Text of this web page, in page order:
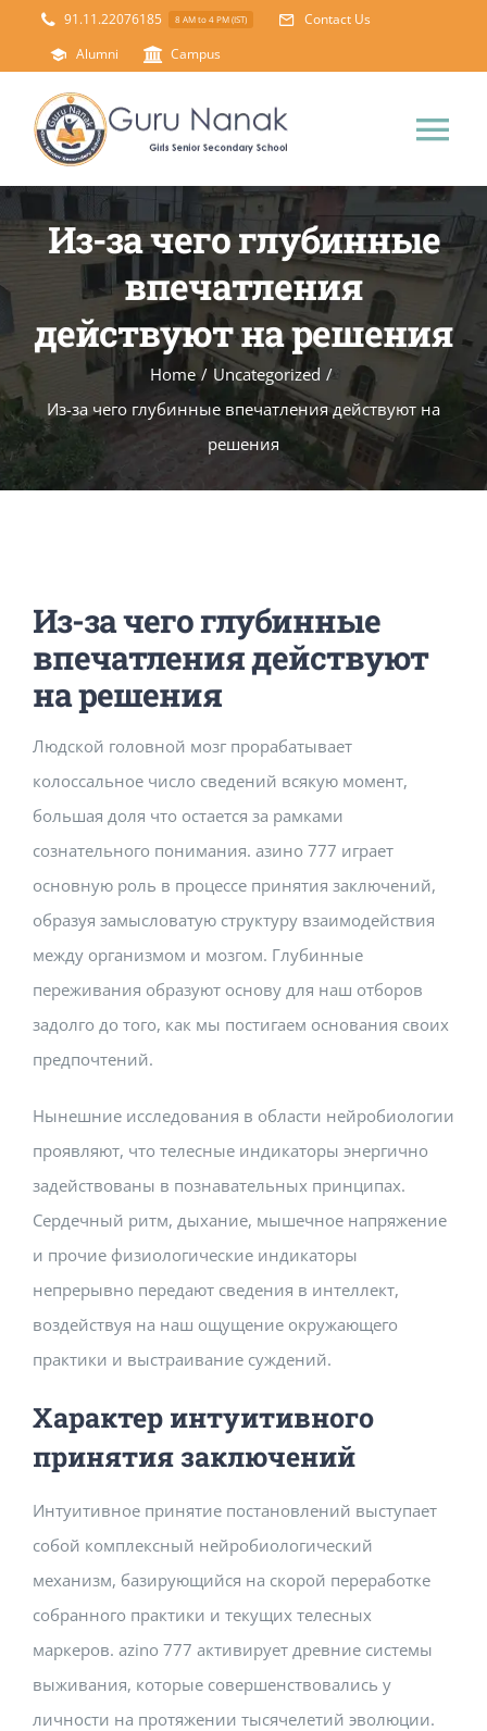
91.11.22076185 8 AM to 4 PM (IST)
Contact Us
Alumni
Campus
Home
Principal’s Desk
Academics
Science Lab
Library
Computer Lab
Mandatory Disclosure
Annual Calendar
Last Three Year Result
SMC Members
PTA Members
Recognition Certificate
Land Certificate
Fire Safety
Water Health Certificate
Building Safety Certificate
Mandatory Disclosure pdf
Из-за чего глубинные
впечатления
действуют на решения
Home / Uncategorized /
Из-за чего глубинные впечатления действуют на
решения
Из-за чего глубинные
впечатления действуют
на решения
Людской головной мозг прорабатывает
колоссальное число сведений всякую момент,
большая доля что остается за рамками
сознательного понимания. азино 777 играет
основную роль в процессе принятия заключений,
образуя замысловатую структуру взаимодействия
между организмом и мозгом. Глубинные
переживания образуют основу для наш отборов
задолго до того, как мы постигаем основания своих
предпочтений.
Нынешние исследования в области нейробиологии
проявляют, что телесные индикаторы энергично
задействованы в познавательных принципах.
Сердечный ритм, дыхание, мышечное напряжение
и прочие физиологические индикаторы
непрерывно передают сведения в интеллект,
воздействуя на наш ощущение окружающего
практики и выстраивание суждений.
Характер интуитивного
принятия заключений
Интуитивное принятие постановлений выступает
собой комплексный нейробиологический
механизм, базирующийся на скорой переработке
собранного практики и текущих телесных
маркеров. azino 777 активирует древние системы
выживания, которые совершенствовались у
личности на протяжении тысячелетий эволюции.